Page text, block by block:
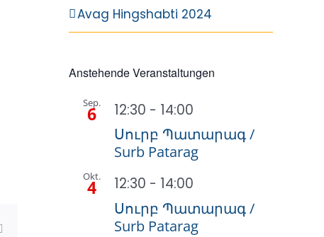
Avag Hingshabti 2024
Anstehende Veranstaltungen
Sep.
6 12:30 - 14:00
Սուրբ Պատարագ /
Surb Patarag
Okt.
4 12:30 - 14:00
Սուրբ Պատարագ /
Surb Patarag